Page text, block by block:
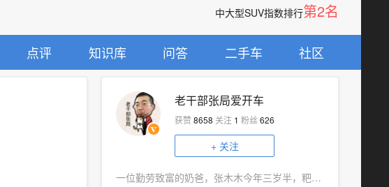
中大型SUV指数排行第2名
点评 知识库 问答 二手车 社区
老干部张局爱开车
获赞8658 关注 1 粉丝 626
+ 关注
一位勤劳致富的奶爸，张木木今年三岁半，粑粑张局想让他的出行生活更加美好。